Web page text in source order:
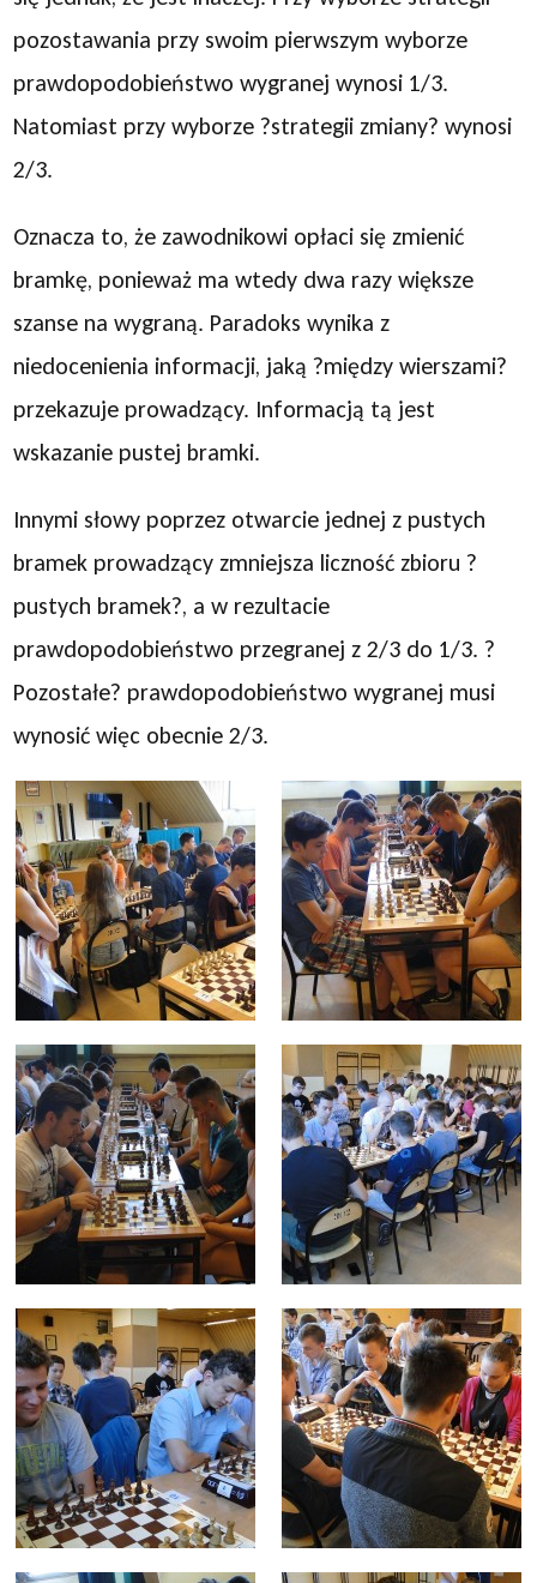
pozostawania przy swoim pierwszym wyborze
prawdopodobieństwo wygranej wynosi 1/3.
Natomiast przy wyborze ?strategii zmiany? wynosi
2/3.
Oznacza to, że zawodnikowi opłaci się zmienić
bramkę, ponieważ ma wtedy dwa razy większe
szanse na wygraną. Paradoks wynika z
niedocenienia informacji, jaką ?między wierszami?
przekazuje prowadzący. Informacją tą jest
wskazanie pustej bramki.
Innymi słowy poprzez otwarcie jednej z pustych
bramek prowadzący zmniejsza liczność zbioru ?
pustych bramek?, a w rezultacie
prawdopodobieństwo przegranej z 2/3 do 1/3. ?
Pozostałe? prawdopodobieństwo wygranej musi
wynosić więc obecnie 2/3.